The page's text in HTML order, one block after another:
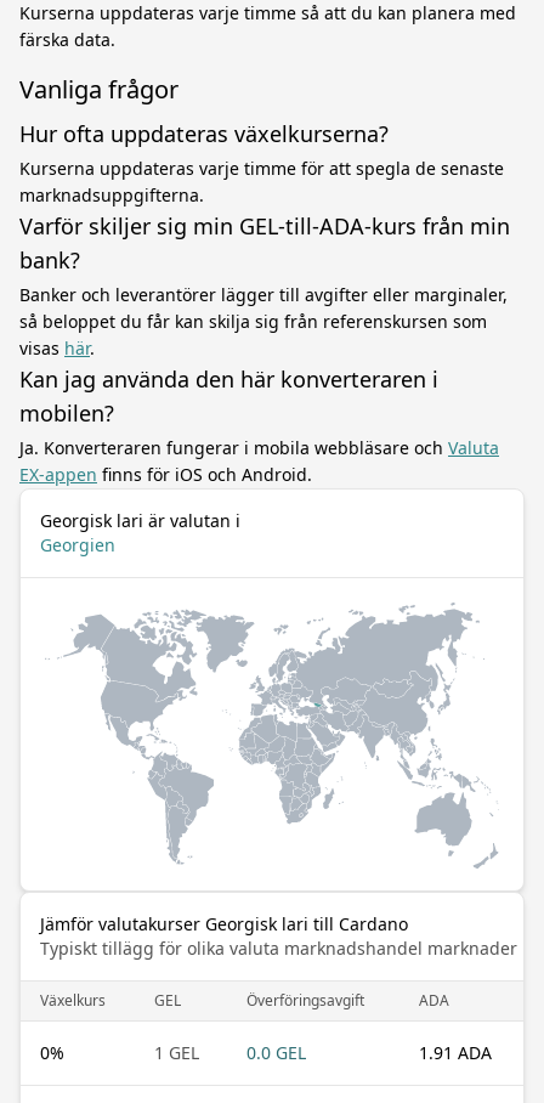
Kurserna uppdateras varje timme så att du kan planera med
färska data.
Vanliga frågor
Hur ofta uppdateras växelkurserna?
Kurserna uppdateras varje timme för att spegla de senaste
marknadsuppgifterna.
Varför skiljer sig min GEL-till-ADA-kurs från min
bank?
Banker och leverantörer lägger till avgifter eller marginaler,
så beloppet du får kan skilja sig från referenskursen som
visas här.
Kan jag använda den här konverteraren i
mobilen?
Ja. Konverteraren fungerar i mobila webbläsare och Valuta
EX-appen finns för iOS och Android.
Georgisk lari är valutan i
Georgien
Jämför valutakurser Georgisk lari till Cardano
Typiskt tillägg för olika valuta marknadshandel marknader
Växelkurs GEL Överföringsavgift ADA
0% 1 GEL 0.0 GEL 1.91 ADA